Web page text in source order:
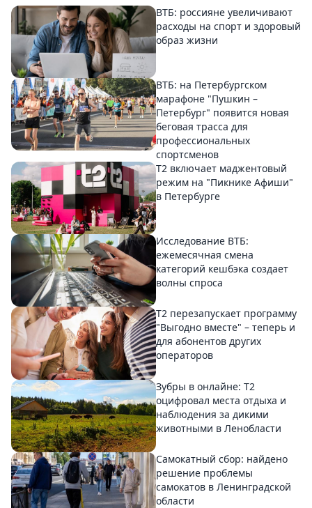
ВТБ: россияне увеличивают
расходы на спорт и здоровый
образ жизни
ВТБ: на Петербургском
марафоне "Пушкин –
Петербург" появится новая
беговая трасса для
профессиональных
спортсменов
Т2 включает маджентовый
режим на "Пикнике Афиши"
в Петербурге
Исследование ВТБ:
ежемесячная смена
категорий кешбэка создает
волны спроса
Т2 перезапускает программу
"Выгодно вместе" – теперь и
для абонентов других
операторов
Зубры в онлайне: Т2
оцифровал места отдыха и
наблюдения за дикими
животными в Ленобласти
Самокатный сбор: найдено
решение проблемы
самокатов в Ленинградской
области